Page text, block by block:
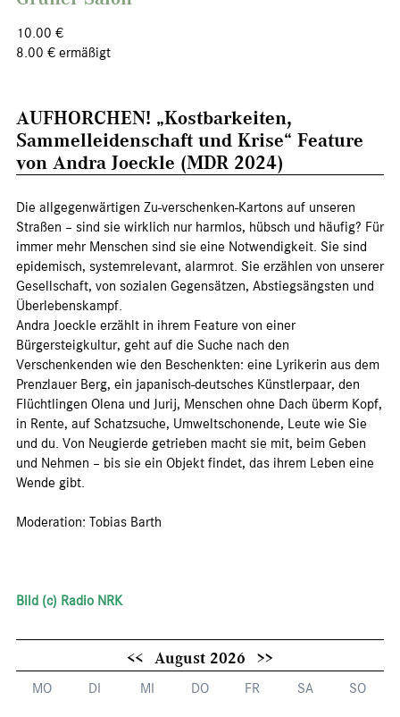
10.00 €
8.00 € ermäßigt
AUFHORCHEN! „Kostbarkeiten,
Sammelleidenschaft und Krise“ Feature
von Andra Joeckle (MDR 2024)
Die allgegenwärtigen Zu-verschenken-Kartons auf unseren
Straßen – sind sie wirklich nur harmlos, hübsch und häufig? Für
immer mehr Menschen sind sie eine Notwendigkeit. Sie sind
epidemisch, systemrelevant, alarmrot. Sie erzählen von unserer
Gesellschaft, von sozialen Gegensätzen, Abstiegsängsten und
Überlebenskampf.
Andra Joeckle erzählt in ihrem Feature von einer
Bürgersteigkultur, geht auf die Suche nach den
Verschenkenden wie den Beschenkten: eine Lyrikerin aus dem
Prenzlauer Berg, ein japanisch-deutsches Künstlerpaar, den
Flüchtlingen Olena und Jurij, Menschen ohne Dach überm Kopf,
in Rente, auf Schatzsuche, Umweltschonende, Leute wie Sie
und du. Von Neugierde getrieben macht sie mit, beim Geben
und Nehmen – bis sie ein Objekt findet, das ihrem Leben eine
Wende gibt.
Moderation: Tobias Barth
Bild (c) Radio NRK
<< August 2026 >>
MO DI MI DO FR SA SO